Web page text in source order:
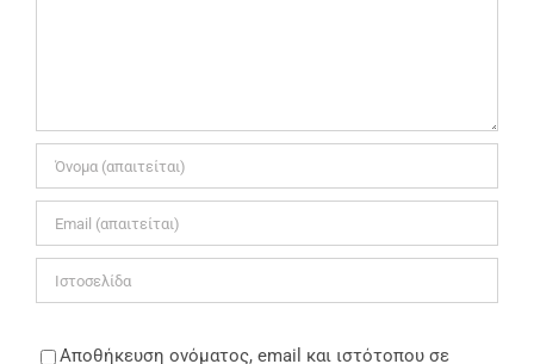
Αποθήκευση ονόματος, email και ιστότοπου σε